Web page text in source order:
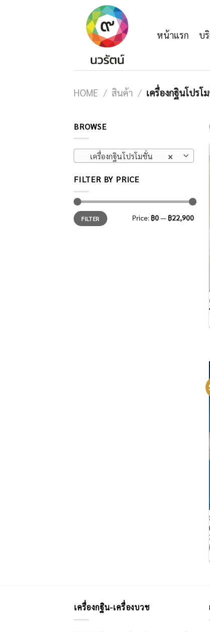
หน้าแรก บ
HOME / สินค้า / เครื่องกฐินโปรโ
BROWSE
×
เครื่องกฐินโปรโมชั่น
FILTER BY PRICE
FILTER Price: ฿0—฿22,900
เครื่องกฐิน-เครื่องบวช